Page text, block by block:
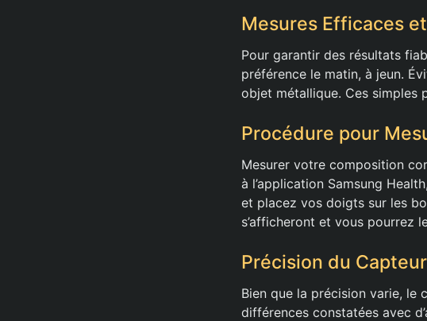
Mesures Efficaces
Pour garantir des résultats
préférence le matin, à jeun.
objet métallique. Ces simples
Procédure pour
Mesurer votre composition
à l’application Samsung
et placez vos doigts sur les
s’afficheront et vous pourrez
Précision du
Bien que la précision varie, le
différences constatées avec